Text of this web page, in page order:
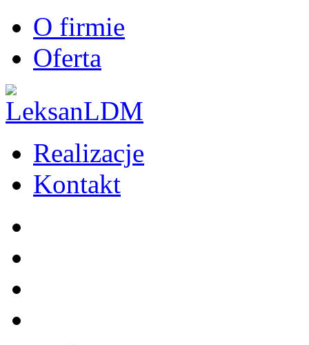
O firmie
Oferta
Realizacje
Kontakt